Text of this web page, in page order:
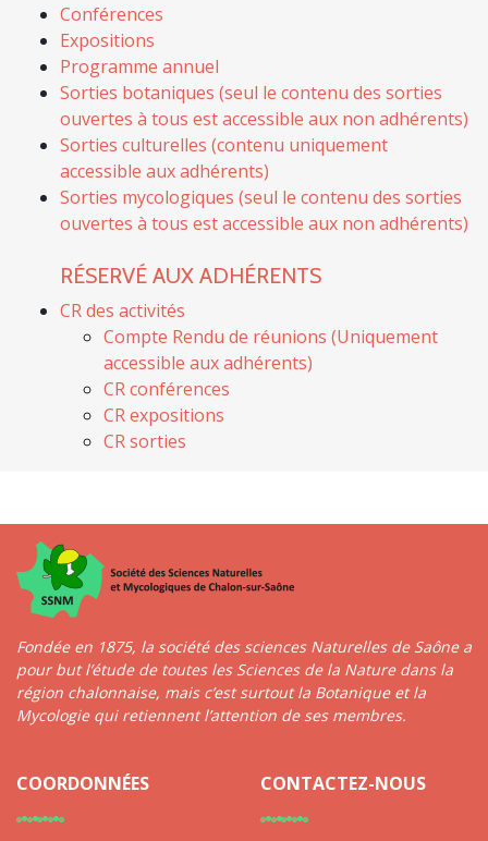
Conférences
Expositions
Programme annuel
Sorties botaniques (seul le contenu des sorties
ouvertes à tous est accessible aux non adhérents)
Sorties culturelles (contenu uniquement
accessible aux adhérents)
Sorties mycologiques (seul le contenu des sorties
ouvertes à tous est accessible aux non adhérents)
RÉSERVÉ AUX ADHÉRENTS
CR des activités
Compte Rendu de réunions (Uniquement
accessible aux adhérents)
CR conférences
CR expositions
CR sorties
Fondée en 1875, la société des sciences Naturelles de Saône a
pour but l’étude de toutes les Sciences de la Nature dans la
région chalonnaise, mais c’est surtout la Botanique et la
Mycologie qui retiennent l’attention de ses membres.
COORDONNÉES CONTACTEZ-NOUS